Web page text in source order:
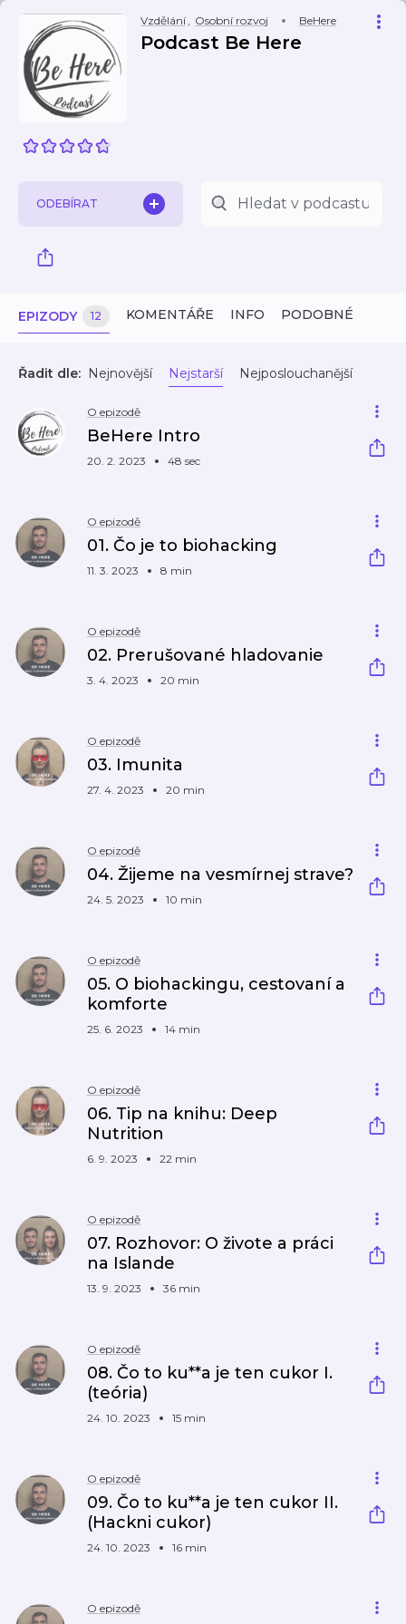
Vzdělání, Osobní rozvoj BeHere
Podcast Be Here
ODEBÍRAT
EPIZODY 12 KOMENTÁŘE INFO PODOBNÉ
Řadit dle: Nejnovější Nejstarší Nejposlouchanější
O epizodě
BeHere Intro
20. 2. 2023 48 sec
O epizodě
01. Čo je to biohacking
11. 3. 2023 8 min
O epizodě
02. Prerušované hladovanie
3. 4. 2023 20 min
O epizodě
03. Imunita
27. 4. 2023 20 min
O epizodě
04. Žijeme na vesmírnej strave?
24. 5. 2023 10 min
O epizodě
05. O biohackingu, cestovaní a
komforte
25. 6. 2023 14 min
O epizodě
06. Tip na knihu: Deep
Nutrition
6. 9. 2023 22 min
O epizodě
07. Rozhovor: O živote a práci
na Islande
13. 9. 2023 36 min
O epizodě
08. Čo to ku**a je ten cukor I.
(teória)
24. 10. 2023 15 min
O epizodě
09. Čo to ku**a je ten cukor II.
(Hackni cukor)
24. 10. 2023 16 min
O epizodě